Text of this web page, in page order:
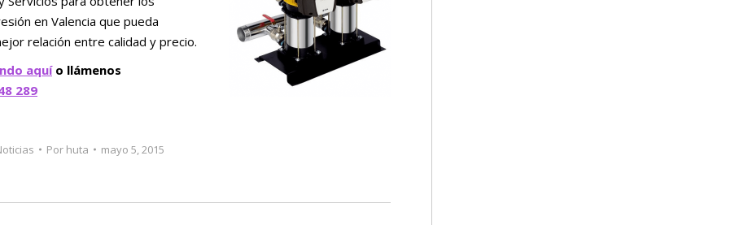
en Valencia que pueda
relación entre calidad y precio.
aquío llámenos
289
Por huta mayo 5, 2015